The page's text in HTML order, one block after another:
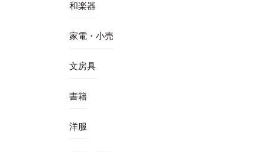
和楽器
家電・小売
文房具
書籍
洋服